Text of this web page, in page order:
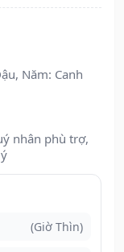
Năm: Canh
nhân phù trợ,
(Giờ Thìn)